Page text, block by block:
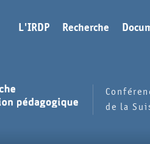
L'IRDP Recherche
de la